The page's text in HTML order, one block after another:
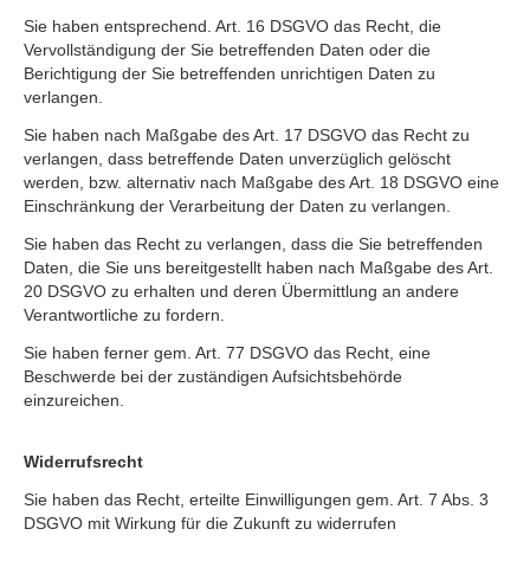
Sie haben entsprechend. Art. 16 DSGVO das Recht, die
Vervollständigung der Sie betreffenden Daten oder die
Berichtigung der Sie betreffenden unrichtigen Daten zu
verlangen.
Sie haben nach Maßgabe des Art. 17 DSGVO das Recht zu
verlangen, dass betreffende Daten unverzüglich gelöscht
werden, bzw. alternativ nach Maßgabe des Art. 18 DSGVO eine
Einschränkung der Verarbeitung der Daten zu verlangen.
Sie haben das Recht zu verlangen, dass die Sie betreffenden
Daten, die Sie uns bereitgestellt haben nach Maßgabe des Art.
20 DSGVO zu erhalten und deren Übermittlung an andere
Verantwortliche zu fordern.
Sie haben ferner gem. Art. 77 DSGVO das Recht, eine
Beschwerde bei der zuständigen Aufsichtsbehörde
einzureichen.
Widerrufsrecht
Sie haben das Recht, erteilte Einwilligungen gem. Art. 7 Abs. 3
DSGVO mit Wirkung für die Zukunft zu widerrufen